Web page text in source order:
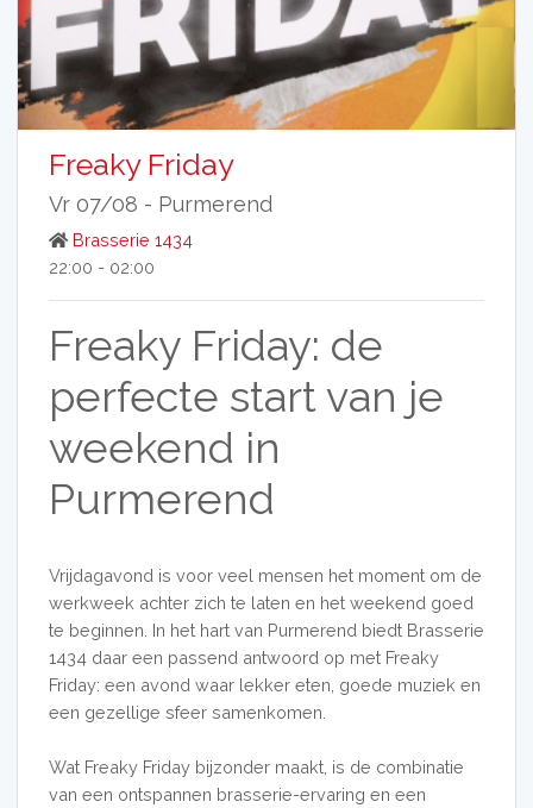
Freaky Friday
Vr 07/08 - Purmerend
Brasserie 1434
22:00 - 02:00
Freaky Friday: de
perfecte start van je
weekend in
Purmerend
Vrijdagavond is voor veel mensen het moment om de
werkweek achter zich te laten en het weekend goed
te beginnen. In het hart van Purmerend biedt Brasserie
1434 daar een passend antwoord op met Freaky
Friday: een avond waar lekker eten, goede muziek en
een gezellige sfeer samenkomen.
Wat Freaky Friday bijzonder maakt, is de combinatie
van een ontspannen brasserie-ervaring en een